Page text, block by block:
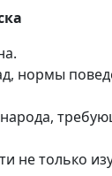
нормы
не только